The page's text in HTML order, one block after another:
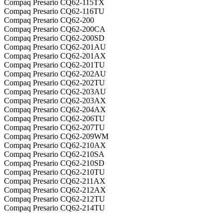
Compaq Presario CQ62-115TX
Compaq Presario CQ62-116TU
Compaq Presario CQ62-200
Compaq Presario CQ62-200CA
Compaq Presario CQ62-200SD
Compaq Presario CQ62-201AU
Compaq Presario CQ62-201AX
Compaq Presario CQ62-201TU
Compaq Presario CQ62-202AU
Compaq Presario CQ62-202TU
Compaq Presario CQ62-203AU
Compaq Presario CQ62-203AX
Compaq Presario CQ62-204AX
Compaq Presario CQ62-206TU
Compaq Presario CQ62-207TU
Compaq Presario CQ62-209WM
Compaq Presario CQ62-210AX
Compaq Presario CQ62-210SA
Compaq Presario CQ62-210SD
Compaq Presario CQ62-210TU
Compaq Presario CQ62-211AX
Compaq Presario CQ62-212AX
Compaq Presario CQ62-212TU
Compaq Presario CQ62-214TU